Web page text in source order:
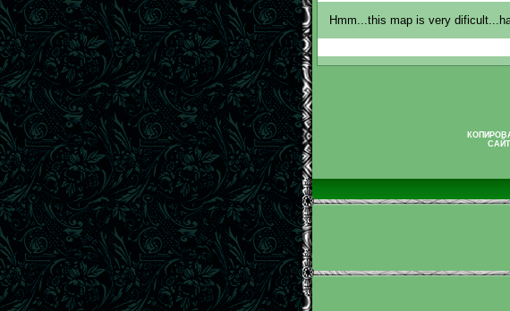
Hmm...this map is very